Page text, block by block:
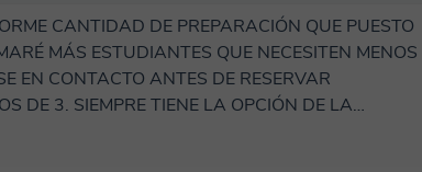
CANTIDAD DE PREPARACIÓN QUE PUESTO
MÁS ESTUDIANTES QUE NECESITEN MENOS
EN CONTACTO ANTES DE RESERVAR
DE 3. SIEMPRE TIENE LA OPCIÓN DE LA
LA CUAL PUEDE ENVIARME ALGÚN